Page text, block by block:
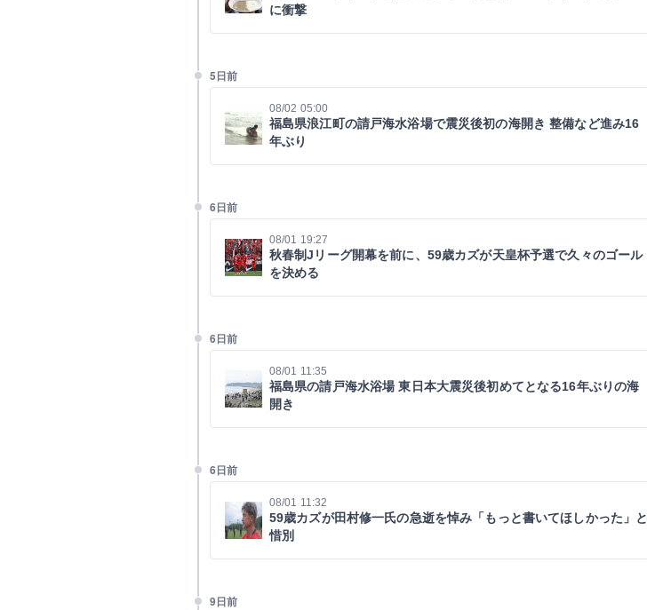
に衝撃
5日前
08/02 05:00
福島県浪江町の請戸海水浴場で震災後初の海開き 整備など進み16
年ぶり
6日前
08/01 19:27
秋春制Jリーグ開幕を前に、59歳カズが天皇杯予選で久々のゴール
を決める
6日前
08/01 11:35
福島県の請戸海水浴場 東日本大震災後初めてとなる16年ぶりの海
開き
6日前
08/01 11:32
59歳カズが田村修一氏の急逝を悼み「もっと書いてほしかった」と
惜別
9日前